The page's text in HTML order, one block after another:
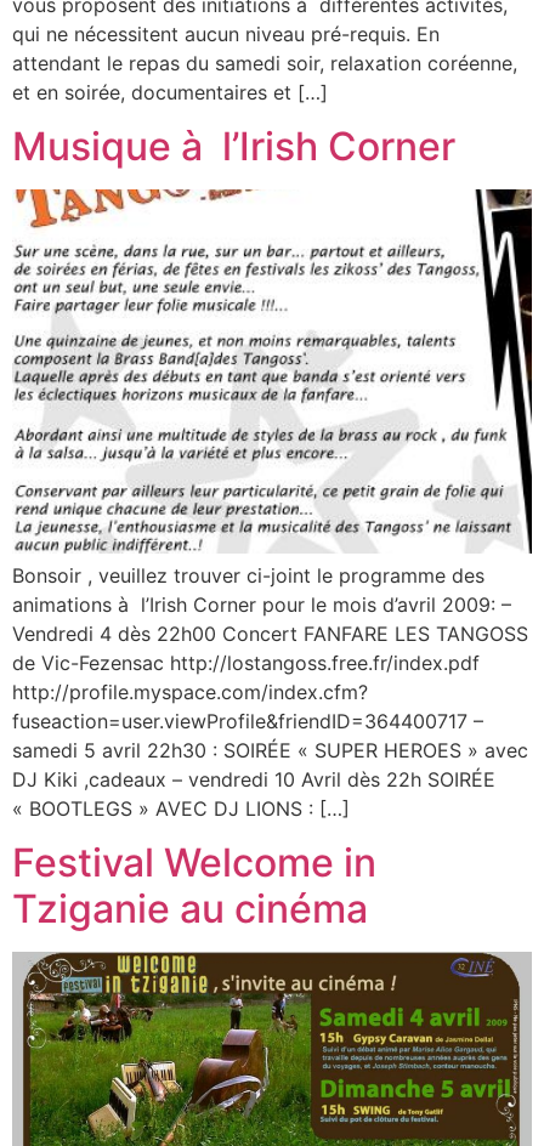
qui ne nécessitent aucun niveau pré-requis. En
attendant le repas du samedi soir, relaxation coréenne,
et en soirée, documentaires et […]
Musique à l’Irish Corner
Bonsoir , veuillez trouver ci-joint le programme des
animations à l’Irish Corner pour le mois d’avril 2009: –
Vendredi 4 dès 22h00 Concert FANFARE LES TANGOSS
de Vic-Fezensac http://lostangoss.free.fr/index.pdf
http://profile.myspace.com/index.cfm?
fuseaction=user.viewProfile&friendID=364400717 –
samedi 5 avril 22h30 : SOIRÉE « SUPER HEROES » avec
DJ Kiki ,cadeaux – vendredi 10 Avril dès 22h SOIRÉE
« BOOTLEGS » AVEC DJ LIONS : […]
Festival Welcome in
Tziganie au cinéma